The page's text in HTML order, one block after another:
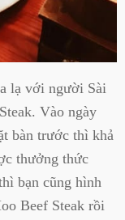
lạ với người Sài
Vào ngày
bàn trước thì khả
thưởng thức
bạn cũng hình
Beef Steak rồi